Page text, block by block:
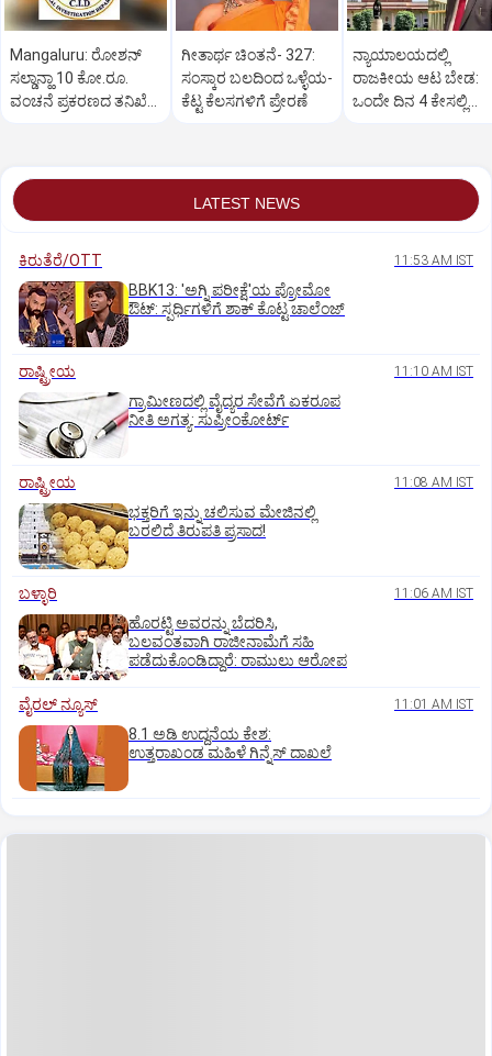
Mangaluru: ರೋಶನ್‌
ಸಲ್ಡಾನ್ಹಾ 10 ಕೋ.ರೂ.
ವಂಚನೆ ಪ್ರಕರಣದ ತನಿಖೆ
ಗೀತಾರ್ಥ ಚಿಂತನೆ- 327:
ಸಂಸ್ಕಾರ ಬಲದಿಂದ ಒಳ್ಳೆಯ-
ಕೆಟ್ಟ ಕೆಲಸಗಳಿಗೆ ಪ್ರೇರಣೆ
ನ್ಯಾಯಾಲಯದಲ್ಲಿ
ರಾಜಕೀಯ ಆಟ ಬೇಡ:
ಒಂದೇ ದಿನ 4 ಕೇಸಲ್ಲಿ
LATEST NEWS
ಕಿರುತೆರೆ/OTT 11:53 AM IST
BBK13: 'ಅಗ್ನಿ ಪರೀಕ್ಷೆ'ಯ ಪ್ರೋಮೋ
ಔಟ್: ಸ್ಪರ್ಧಿಗಳಿಗೆ ಶಾಕ್ ಕೊಟ್ಟ ಚಾಲೆಂಜ್
ರಾಷ್ಟ್ರೀಯ 11:10 AM IST
ಗ್ರಾಮೀಣದಲ್ಲಿ ವೈದ್ಯರ ಸೇವೆಗೆ ಏಕರೂಪ
ನೀತಿ ಅಗತ್ಯ: ಸುಪ್ರೀಂಕೋರ್ಟ್‌
ರಾಷ್ಟ್ರೀಯ 11:08 AM IST
ಭಕ್ತರಿಗೆ ಇನ್ನು ಚಲಿಸುವ ಮೇಜಿನಲ್ಲಿ
ಬರಲಿದೆ ತಿರುಪತಿ ಪ್ರಸಾದ!
ಬಳ್ಳಾರಿ 11:06 AM IST
ಹೊರಟ್ಟಿ ಅವರನ್ನು ಬೆದರಿಸಿ,
ಬಲವಂತವಾಗಿ ರಾಜೀನಾಮೆಗೆ ಸಹಿ
ಪಡೆದುಕೊಂಡಿದ್ದಾರೆ: ರಾಮುಲು ಆರೋಪ
ವೈರಲ್ ನ್ಯೂಸ್ 11:01 AM IST
8.1 ಅಡಿ ಉದ್ದನೆಯ ಕೇಶ:
ಉತ್ತರಾಖಂಡ ಮಹಿಳೆ ಗಿನ್ನೆಸ್‌ ದಾಖಲೆ